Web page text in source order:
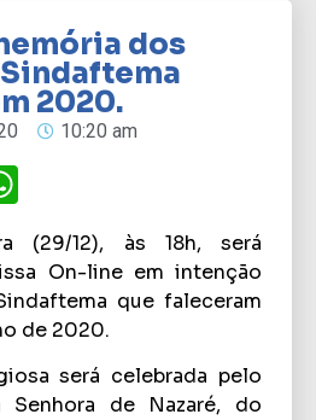
dos
2020.
10:20 am
(29/12), às 18h, será
On-line em intenção
que faleceram
de 2020.
será celebrada pelo
Senhora de Nazaré, do